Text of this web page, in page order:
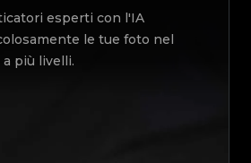
esperti con l'IA
le tue foto nel
più livelli.